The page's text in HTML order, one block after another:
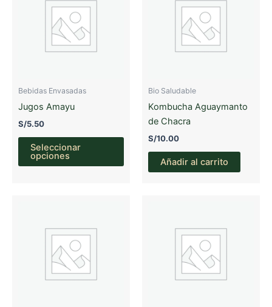
Bebidas Envasadas
Jugos Amayu
S/5.50
Seleccionar
opciones
Este
producto
tiene
Bio Saludable
Kombucha Aguaymanto
de Chacra
S/10.00
Añadir al carrito